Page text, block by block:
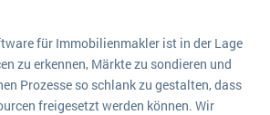
für Immobilienmakler ist in der Lage
zu erkennen, Märkte zu sondieren und
Prozesse so schlank zu gestalten, dass
freigesetzt werden können. Wir